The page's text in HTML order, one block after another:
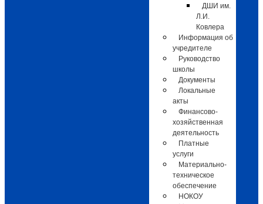
ДШИ им.
Л.И.
Ковлера
Информация об
учредителе
Руководство
школы
Документы
Локальные
акты
Финансово-
хозяйственная
деятельность
Платные
услуги
Материально-
техническое
обеспечение
НОКОУ